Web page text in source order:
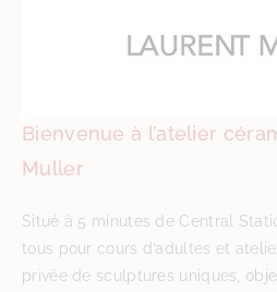
Bienvenue à l’atelier
Muller
Situé à 5 minutes de Central
tous pour cours d’adultes et
privée de sculptures uniques,